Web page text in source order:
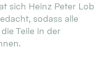
sich Heinz Peter Lob
sodass alle
Teile in der